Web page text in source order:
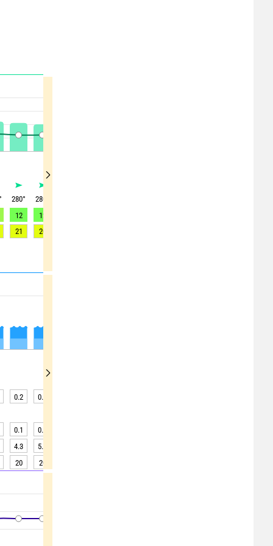
280° 280
12 12
21 20
0.2 0.2
0.1 0.1
4.3 5.6
20 20